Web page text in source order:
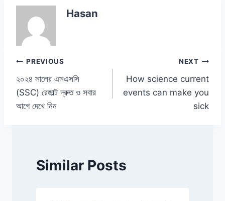
e
b
o
o
k
er s
Hasan
Post
navigation
PREVIOUS
২০২৪ সালের এসএসসি
(SSC) রেজাল্ট দ্রুত ও সবার
আগে দেখে নিন
NEXT
How science current
events can make you
sick
Similar Posts